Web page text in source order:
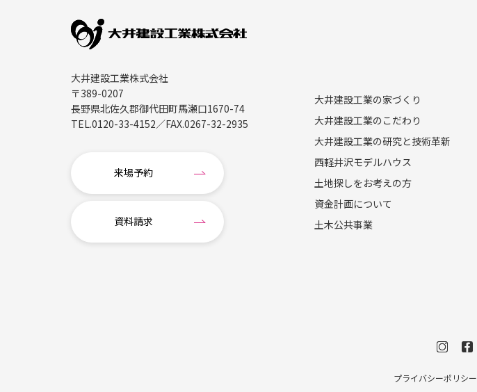
大井建設工業株式会社
〒389-0207
長野県北佐久郡御代田町馬瀬口1670-74
TEL.0120-33-4152／FAX.0267-32-2935
来場予約
資料請求
大井建設工業の家づくり
大井建設工業のこだわり
大井建設工業の研究と技術革新
西軽井沢モデルハウス
土地探しをお考えの方
資金計画について
土木公共事業
プライバシーポリシー